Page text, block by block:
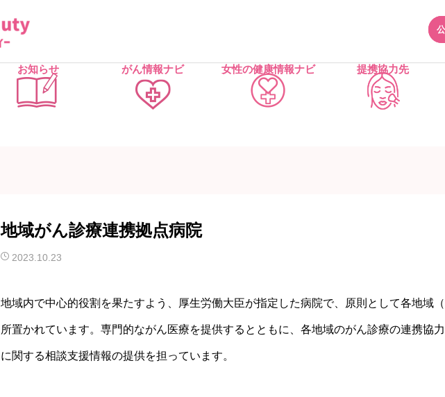
お知らせ がん情報ナビ 女性の健康情報ナビ 提携協力先
地域がん診療連携拠点病院
2023.10.23
地域内で中心的役割を果たすよう、厚生労働大臣が指定した病院で、原則として各地域
所置かれています。専門的ながん医療を提供するとともに、各地域のがん診療の連携協
に関する相談支援情報の提供を担っています。